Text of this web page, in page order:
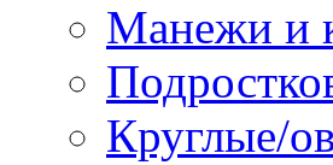
Манежи и
Круглые/